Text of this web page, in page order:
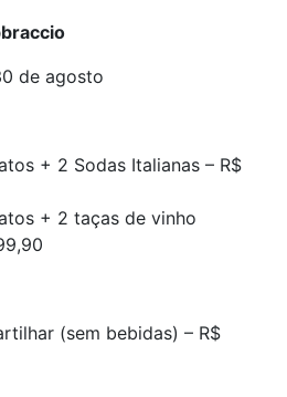
de agosto
+ 2 Sodas Italianas – R$
+ 2 taças de vinho
(sem bebidas) – R$